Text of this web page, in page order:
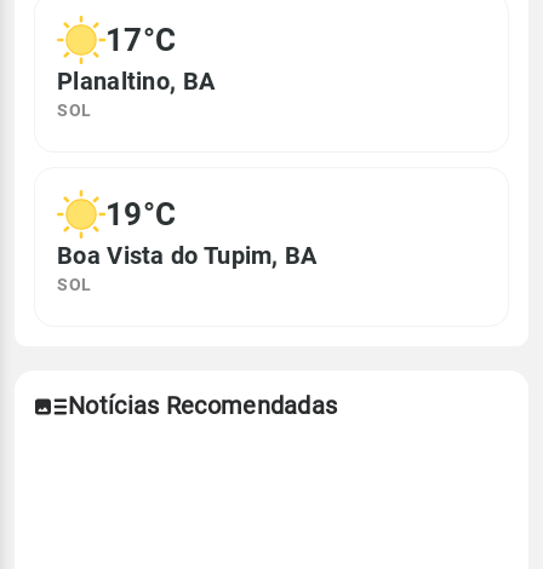
17°C
Planaltino, BA
SOL
19°C
Boa Vista do Tupim, BA
SOL
Notícias Recomendadas